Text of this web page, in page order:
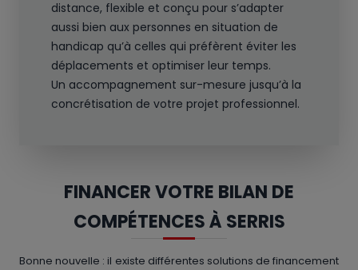
distance, flexible et conçu pour s’adapter
aussi bien aux personnes en situation de
handicap qu’à celles qui préfèrent éviter les
déplacements et optimiser leur temps.
Un accompagnement sur-mesure jusqu’à la
concrétisation de votre projet professionnel.
FINANCER VOTRE BILAN DE
COMPÉTENCES À SERRIS
Bonne nouvelle : il existe différentes solutions de financement